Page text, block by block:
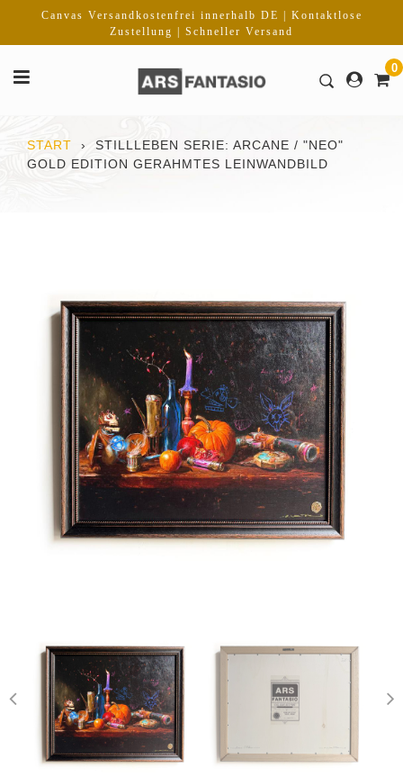
Inhalt
Canvas Versandkostenfrei innerhalb DE | Kontaktlose
Zustellung | Schneller Versand
0
START ›
STILLLEBEN SERIE: ARCANE / "NEO"
GOLD EDITION GERAHMTES LEINWANDBILD